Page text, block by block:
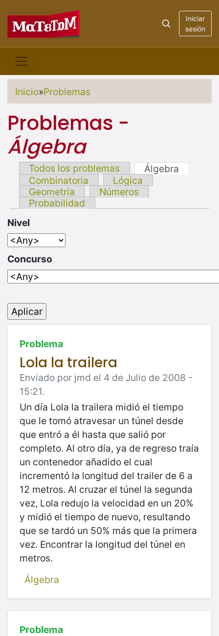
Iniciar
sesión
Inicio»Problemas
Problemas -
Álgebra
Todos los problemas
Álgebra
Combinatoria
Lógica
Geometría
Números
Probabilidad
Nivel
Concurso
Problema
Lola la trailera
Enviado por jmd el 4 de Julio de 2008 -
15:21.
Un día Lola la trailera midió el tiempo
que le tomó atravesar un túnel desde
que entró a él hasta que salió por
completo. Al otro día, ya de regreso traía
un contenedor añadido el cual
incrementó la longitud del trailer de 6 a
12 metros. Al cruzar el túnel la segunda
vez, Lola redujo la velocidad en un 20%
y midió el tiempo de nuevo, resultando
que se tardó un 50% más que la primera
vez. Encontrar la longitud del túnel en
metros.
Álgebra
Problema